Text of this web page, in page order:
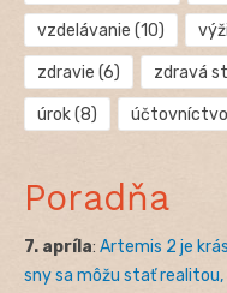
vzdelávanie (10)
zdravie (6) zdravá
úrok(8) účtovníctvo
Poradňa
7. apríla: Artemis 2 je
sny sa môžu stať realitou,